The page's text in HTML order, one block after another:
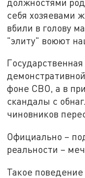
себя хозяевами
вбили в голову
"элиту" воюют
фоне СВО, а в
скандалы с
чиновников
Официально –
реальности –
Такое